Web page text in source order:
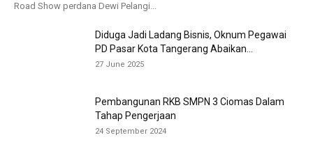
Road Show perdana Dewi Pelangi...
Diduga Jadi Ladang Bisnis, Oknum Pegawai
PD Pasar Kota Tangerang Abaikan...
27 June 2025
Pembangunan RKB SMPN 3 Ciomas Dalam
Tahap Pengerjaan
24 September 2024